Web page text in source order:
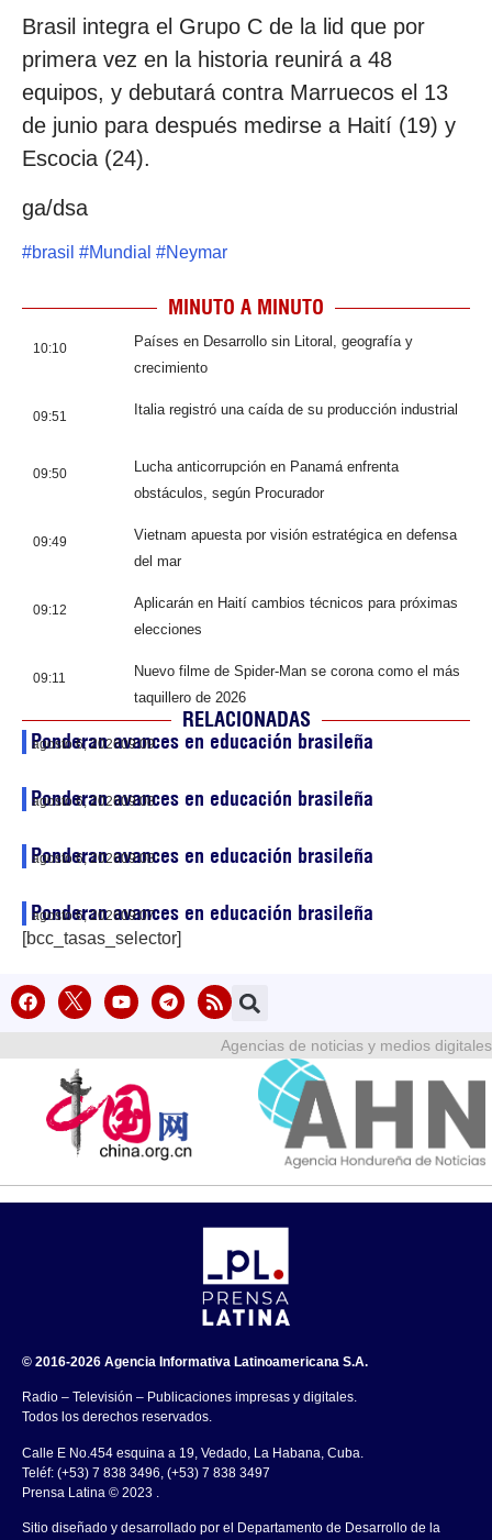
Brasil integra el Grupo C de la lid que por
primera vez en la historia reunirá a 48
equipos, y debutará contra Marruecos el 13
de junio para después medirse a Haití (19) y
Escocia (24).
ga/dsa
#brasil #Mundial #Neymar
MINUTO A MINUTO
10:10
Países en Desarrollo sin Litoral, geografía y
crecimiento
09:51 Italia registró una caída de su producción industrial
09:50
Lucha anticorrupción en Panamá enfrenta
obstáculos, según Procurador
09:49
Vietnam apuesta por visión estratégica en defensa
del mar
09:12
Aplicarán en Haití cambios técnicos para próximas
elecciones
09:11
Nuevo filme de Spider-Man se corona como el más
taquillero de 2026
RELACIONADAS
Ponderan avances en educación brasileña
agosto 6, 202609:09
Ponderan avances en educación brasileña
agosto 6, 202609:08
Ponderan avances en educación brasileña
agosto 6, 202609:08
Ponderan avances en educación brasileña
agosto 6, 202609:07
[bcc_tasas_selector]
Agencias de noticias y medios digitales
© 2016-2026 Agencia Informativa Latinoamericana S.A.
Radio – Televisión – Publicaciones impresas y digitales.
Todos los derechos reservados.
Calle E No.454 esquina a 19, Vedado, La Habana, Cuba.
Teléf: (+53) 7 838 3496, (+53) 7 838 3497
Prensa Latina © 2023 .
Sitio diseñado y desarrollado por el Departamento de Desarrollo de la